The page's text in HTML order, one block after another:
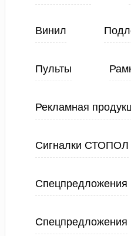
Винил
Пульты
Рекламная
Сигналки СТОПОЛ
Спецпредложения
Спецпредложения